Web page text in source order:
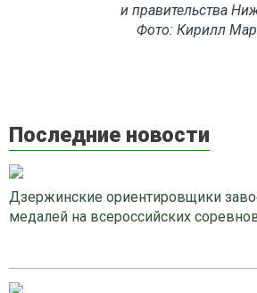
и правительства
Фото: Кирилл
Последние новости
Дзержинские ориентировщики
медалей на всероссийских